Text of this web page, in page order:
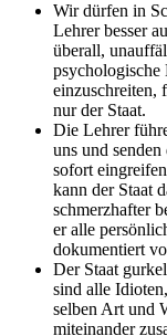
Wir dürfen in
Lehrer besser
überall,
einzuschreiten,
nur der Staat.
Die Lehrer
uns und
sofort
kann der Staat
schmerzhafter
er alle
dokumentiert
Der Staat
sind alle
selben Art und
miteinander